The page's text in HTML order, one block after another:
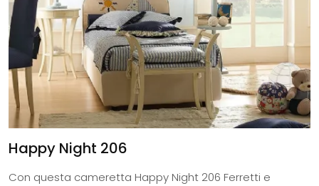
Happy Night 206
Con questa cameretta Happy Night 206 Ferretti e